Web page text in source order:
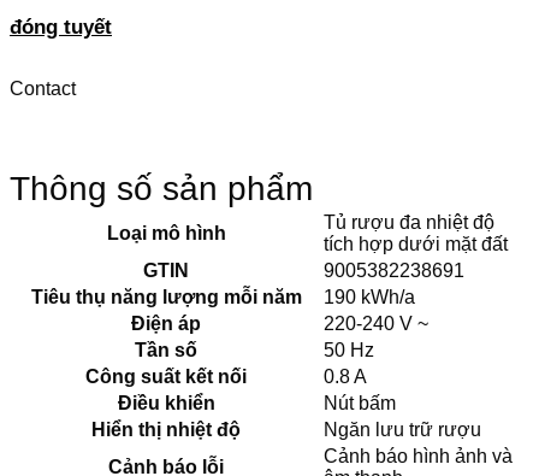
đóng tuyết
Contact
Thông số sản phẩm
Loại mô hình
Tủ rượu đa nhiệt độ
tích hợp dưới mặt đất
GTIN
9005382238691
Tiêu thụ năng lượng mỗi năm
190 kWh/a
Điện áp
220-240 V ~
Tần số
50 Hz
Công suất kết nối
0.8 A
Điều khiển
Nút bấm
Hiển thị nhiệt độ
Ngăn lưu trữ rượu
Cảnh báo lỗi
Cảnh báo hình ảnh và